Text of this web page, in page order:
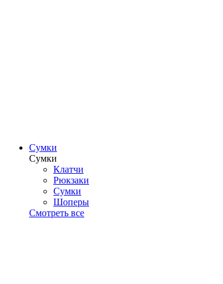
Сумки
Сумки
Клатчи
Рюкзаки
Сумки
Шоперы
Смотреть все